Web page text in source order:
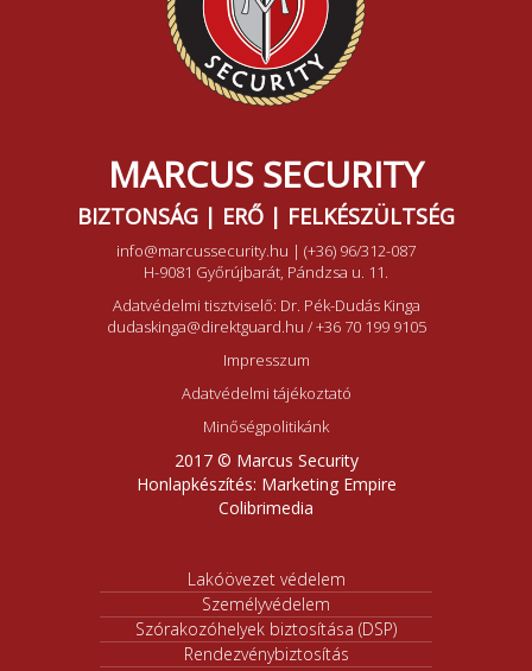
MARCUS SECURITY
BIZTONSÁG | ERŐ | FELKÉSZÜLTSÉG
info@marcussecurity.hu | (+36) 96/312-087
H-9081 Győrújbarát, Pándzsa u. 11.
Adatvédelmi tisztviselő: Dr. Pék-Dudás Kinga
dudaskinga@direktguard.hu /+36 70 199 9105
Impresszum
Adatvédelmi tájékoztató
Minőségpolitikánk
2017 © Marcus Security
Honlapkészítés: Marketing Empire
Colibrimedia
Lakóövezet védelem
Személyvédelem
Szórakozóhelyek biztosítása (DSP)
Rendezvénybiztosítás